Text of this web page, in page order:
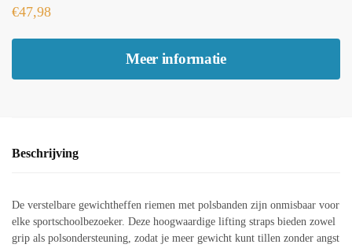
€47,98
Meer informatie
Beschrijving
De verstelbare gewichtheffen riemen met polsbanden zijn onmisbaar voor
elke sportschoolbezoeker. Deze hoogwaardige lifting straps bieden zowel
grip als polsondersteuning, zodat je meer gewicht kunt tillen zonder angst